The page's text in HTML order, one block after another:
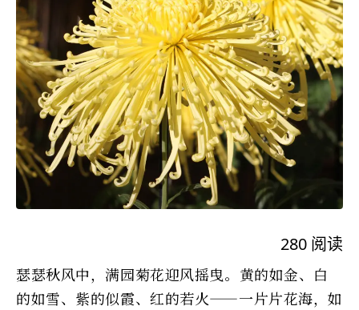
280 阅读
瑟瑟秋风中，满园菊花迎风摇曳。黄的如金、白
的如雪、紫的似霞、红的若火——一片片花海，如